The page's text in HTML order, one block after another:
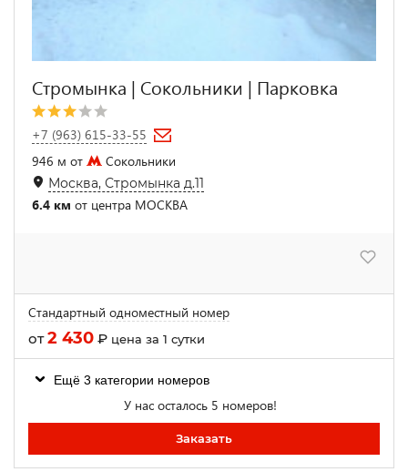
Стромынка | Cокольники | Парковка
+7 (963) 615-33-55
946 м от
Сокольники
Москва, Стромынка д.11
6.4 км от центра МОСКВА
Стандартный одноместный номер
от2 430 ₽ цена за 1 сутки
Ещё 3 категории номеров
У нас осталось 5 номеров!
Заказать